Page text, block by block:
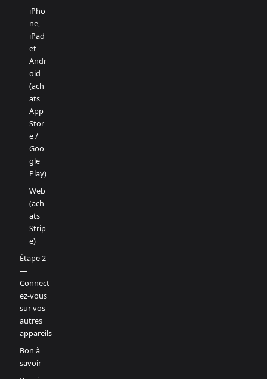
iPho
ne,
iPad
et
Andr
oid
(ach
ats
App
Stor
e /
Goo
gle
Play)
Web
(ach
ats
Strip
e)
Étape 2
—
Connect
ez-vous
sur vos
autres
appareils
Bon à
savoir